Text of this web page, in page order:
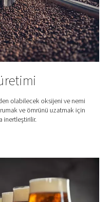
baskıdan şarap üretimi ve
güvenilir azot
jeneratörlerimiz, yüksek
için uygun maliyetli,
sunar. Gelişmiş azot
sektörleri ve uygulamaları